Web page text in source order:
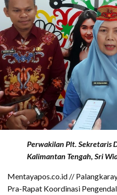
Perwakilan Plt. Sekretaris
Kalimantan Tengah, Sri
Mentayapos.co.id //
Pra-Rapat Koordinasi